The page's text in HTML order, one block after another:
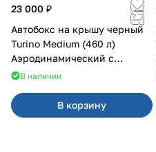
23 000 ₽
Автобокс на крышу черный
Turino Medium (460 л)
Аэродинамический с
двусторонним открыванием
В наличии
В корзину